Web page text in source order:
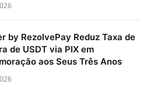
by RezolvePay Reduz Taxa de
de USDT via PIX em
aos Seus Três Anos